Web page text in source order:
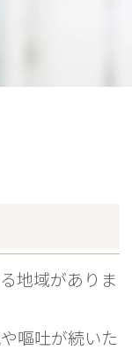
地域がありま
嘔吐が続いた